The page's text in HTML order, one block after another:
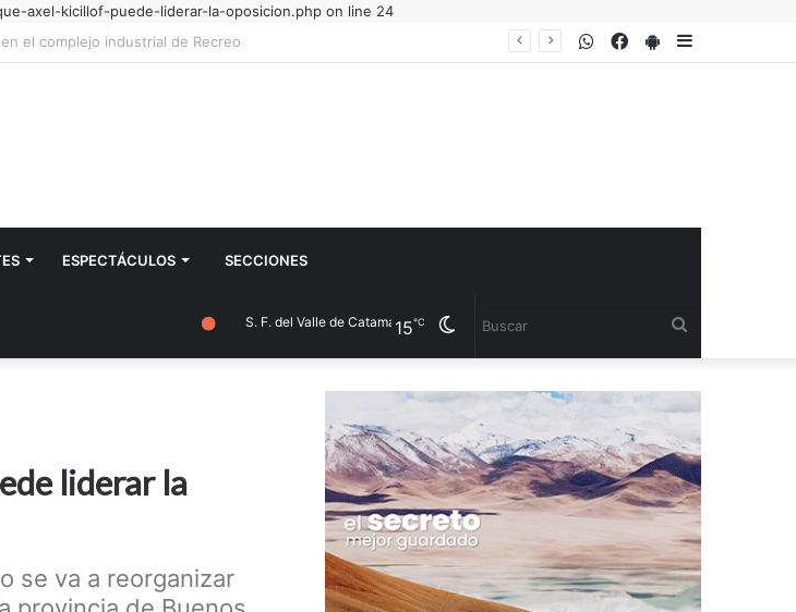
axel-kicillof-puede-liderar-la-oposicion.php on line 24
todo mi pueblo" PlayStore
Facebook
WhatsApp
ESPECTÁCULOS SECCIONES
Cambiar
modo
S. F. del Valle de Catamarca 15℃
liderar la
se va a reorganizar